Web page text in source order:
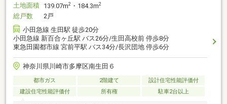
土地面積 139.07m2 ・184.3m2
総戸数
2戸
小田急線 生田駅 徒歩20分
小田急線 新百合ヶ丘駅 バス26分/生田高校前 停歩8分
東急田園都市線 宮前平駅 バス34分/長沢団地 停歩6分
神奈川県川崎市多摩区南生田６
都市ガス 2階建て
設計住宅性能評価付
建設住宅性能評価付
所有権 駐車2台以上